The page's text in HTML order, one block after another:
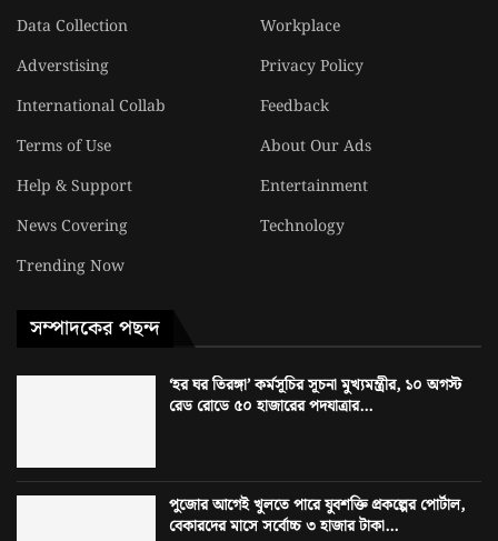
Data Collection
Workplace
Adverstising
Privacy Policy
International Collab
Feedback
Terms of Use
About Our Ads
Help & Support
Entertainment
News Covering
Technology
Trending Now
সম্পাদকের পছন্দ
‘হর ঘর তিরঙ্গা’ কর্মসূচির সূচনা মুখ্যমন্ত্রীর, ১০ অগস্ট
রেড রোডে ৫০ হাজারের পদযাত্রার...
পুজোর আগেই খুলতে পারে যুবশক্তি প্রকল্পের পোর্টাল,
বেকারদের মাসে সর্বোচ্চ ৩ হাজার টাকা...